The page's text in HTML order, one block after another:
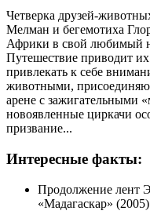
Четверка друзей-
Мелман и бегемотиха
Африки в свой любимый
Путешествие приводит
привлекать к себе
животными,
арене с зажигательными
новоявленные циркачи
призвание...
Интересные факты:
Продолжение лент
«Мадагаскар»